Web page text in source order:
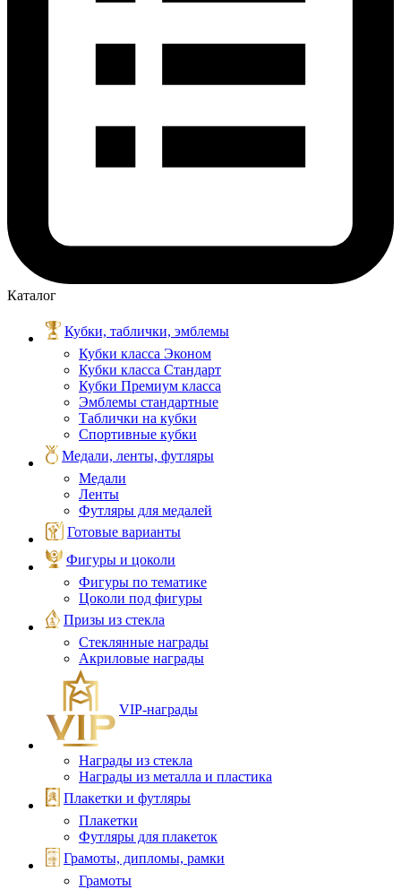
Каталог
Кубки, таблички, эмблемы
Кубки класса Эконом
Кубки класса Стандарт
Кубки Премиум класса
Эмблемы стандартные
Таблички на кубки
Спортивные кубки
Медали, ленты, футляры
Медали
Ленты
Футляры для медалей
Готовые варианты
Фигуры и цоколи
Фигуры по тематике
Цоколи под фигуры
Призы из стекла
Стеклянные награды
Акриловые награды
VIP‑награды
Награды из стекла
Награды из металла и пластика
Плакетки и футляры
Плакетки
Футляры для плакеток
Грамоты, дипломы, рамки
Грамоты